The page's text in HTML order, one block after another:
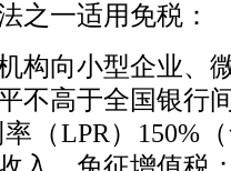
之一适用免税：
向小型企业、
不高于全国银行
（LPR）150%